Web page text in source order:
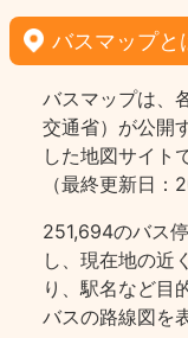
バスマップと
バスマップは、
交通省）が公開
した地図サイト
（最終更新日：
251,694のバス
し、現在地の近
り、駅名など目
バスの路線図を